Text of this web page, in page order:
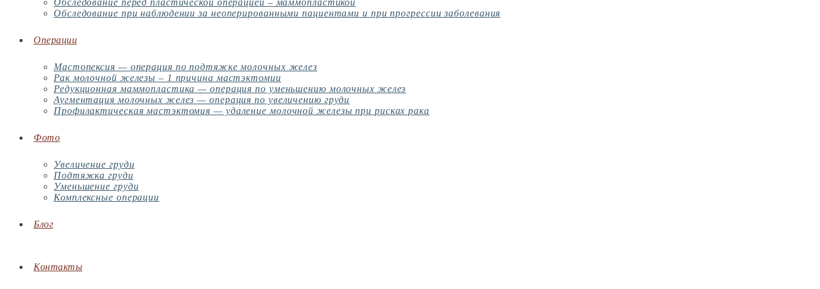
Обследование перед пластической операцией – маммопластикой
Обследование при наблюдении за неоперированными пациентами и при прогрессии заболевания
Операции
Мастопексия — операция по подтяжке молочных желез
Рак молочной железы – 1 причина мастэктомии
Редукционная маммопластика — операция по уменьшению молочных желез
Аугментация молочных желез — операция по увеличению груди
Профилактическая мастэктомия — удаление молочной железы при рисках рака
Фото
Увеличение груди
Подтяжка груди
Уменьшение груди
Комплексные операции
Блог
Контакты